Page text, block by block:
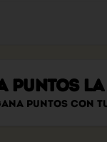
PUNTOS
puntos con